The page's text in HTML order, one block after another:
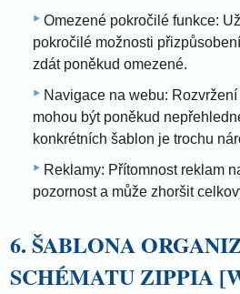
Omezené pokročilé funkce:
pokročilé možnosti
zdát poněkud omezené.
Navigace na webu:
mohou být poněkud
konkrétních šablon je trochu
Reklamy: Přítomnost reklam
pozornost a může zhoršit
6. ŠABLONA
SCHÉMATU ZIPPIA